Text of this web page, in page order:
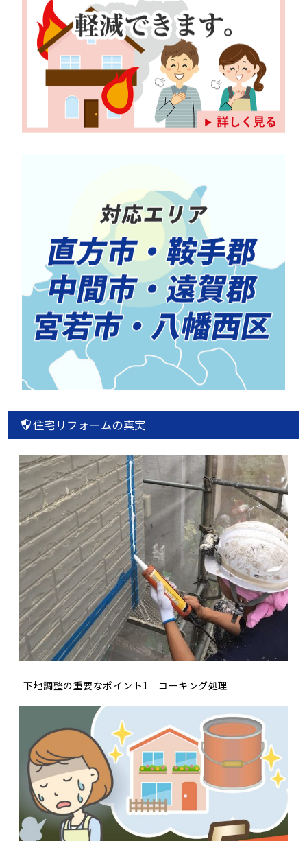
住宅リフォームの真実
下地調整の重要なポイント1 コーキング処理